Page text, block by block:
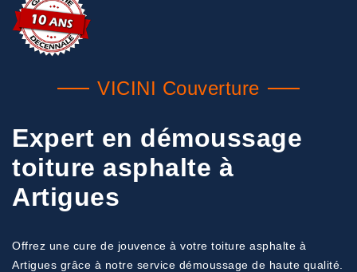
VICINI Couverture
Expert en démoussage
toiture asphalte à
Artigues
Offrez une cure de jouvence à votre toiture asphalte à
Artigues grâce à notre service démoussage de haute qualité.